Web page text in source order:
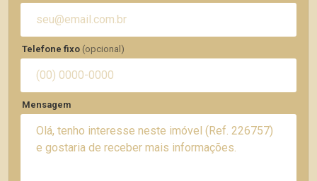
Telefone fixo (opcional)
Mensagem